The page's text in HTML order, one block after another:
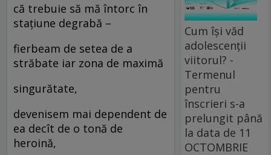
că trebuie să mă întorc în
stațiune degrabă –
fierbeam de setea de a
străbate iar zona de maximă
singurătate,
devenisem mai dependent de
ea decît de o tonă de
heroină,
Cum își văd
adolescenții
viitorul? -
Termenul
pentru
înscrieri s-a
prelungit până
la data de 11
OCTOMBRIE